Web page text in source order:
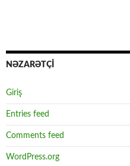
NƏZARƏTÇİ
Giriş
Entries feed
Comments feed
WordPress.org